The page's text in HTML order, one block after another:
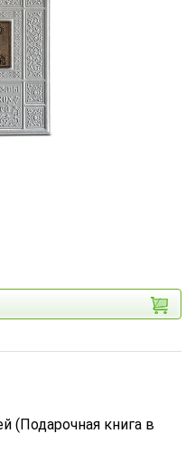
(Подарочная книга в